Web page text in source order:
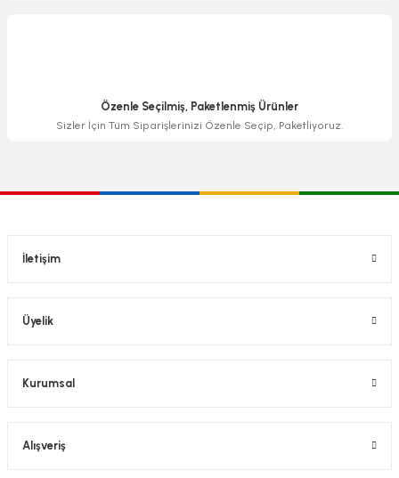
Özenle Seçilmiş, Paketlenmiş Ürünler
Sizler İçin Tüm Siparişlerinizi Özenle Seçip, Paketliyoruz.
İletişim
Üyelik
Kurumsal
Alışveriş